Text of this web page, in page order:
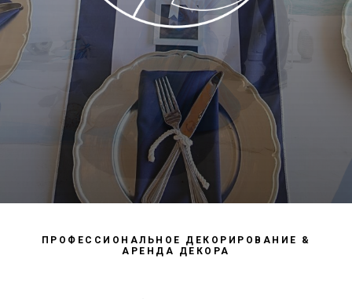
ПРОФЕССИОНАЛЬНОЕ ДЕКОРИРОВАНИЕ &
АРЕНДА ДЕКОРА